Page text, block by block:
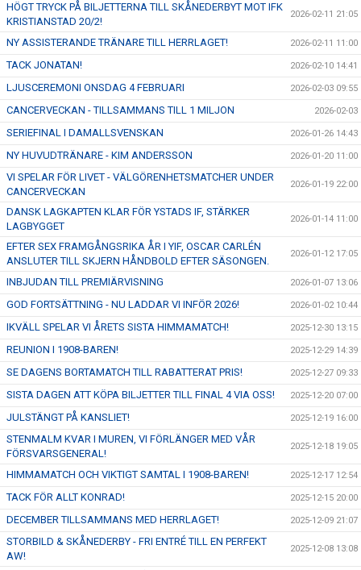
HÖGT TRYCK PÅ BILJETTERNA TILL SKÅNEDERBYT MOT IFK
KRISTIANSTAD 20/2!
2026-02-11 21:05
NY ASSISTERANDE TRÄNARE TILL HERRLAGET! 2026-02-11 11:00
TACK JONATAN! 2026-02-10 14:41
LJUSCEREMONI ONSDAG 4 FEBRUARI 2026-02-03 09:55
CANCERVECKAN - TILLSAMMANS TILL 1 MILJON 2026-02-03
SERIEFINAL I DAMALLSVENSKAN 2026-01-26 14:43
NY HUVUDTRÄNARE - KIM ANDERSSON 2026-01-20 11:00
VI SPELAR FÖR LIVET - VÄLGÖRENHETSMATCHER UNDER
CANCERVECKAN
2026-01-19 22:00
DANSK LAGKAPTEN KLAR FÖR YSTADS IF, STÄRKER
LAGBYGGET
2026-01-14 11:00
EFTER SEX FRAMGÅNGSRIKA ÅR I YIF, OSCAR CARLÉN
ANSLUTER TILL SKJERN HÅNDBOLD EFTER SÄSONGEN.
2026-01-12 17:05
INBJUDAN TILL PREMIÄRVISNING 2026-01-07 13:06
GOD FORTSÄTTNING - NU LADDAR VI INFÖR 2026! 2026-01-02 10:44
IKVÄLL SPELAR VI ÅRETS SISTA HIMMAMATCH! 2025-12-30 13:15
REUNION I 1908-BAREN! 2025-12-29 14:39
SE DAGENS BORTAMATCH TILL RABATTERAT PRIS! 2025-12-27 09:33
SISTA DAGEN ATT KÖPA BILJETTER TILL FINAL 4 VIA OSS! 2025-12-20 07:00
JULSTÄNGT PÅ KANSLIET! 2025-12-19 16:00
STENMALM KVAR I MUREN, VI FÖRLÄNGER MED VÅR
FÖRSVARSGENERAL!
2025-12-18 19:05
HIMMAMATCH OCH VIKTIGT SAMTAL I 1908-BAREN! 2025-12-17 12:54
TACK FÖR ALLT KONRAD! 2025-12-15 20:00
DECEMBER TILLSAMMANS MED HERRLAGET! 2025-12-09 21:07
STORBILD & SKÅNEDERBY - FRI ENTRÉ TILL EN PERFEKT
AW!
2025-12-08 13:08